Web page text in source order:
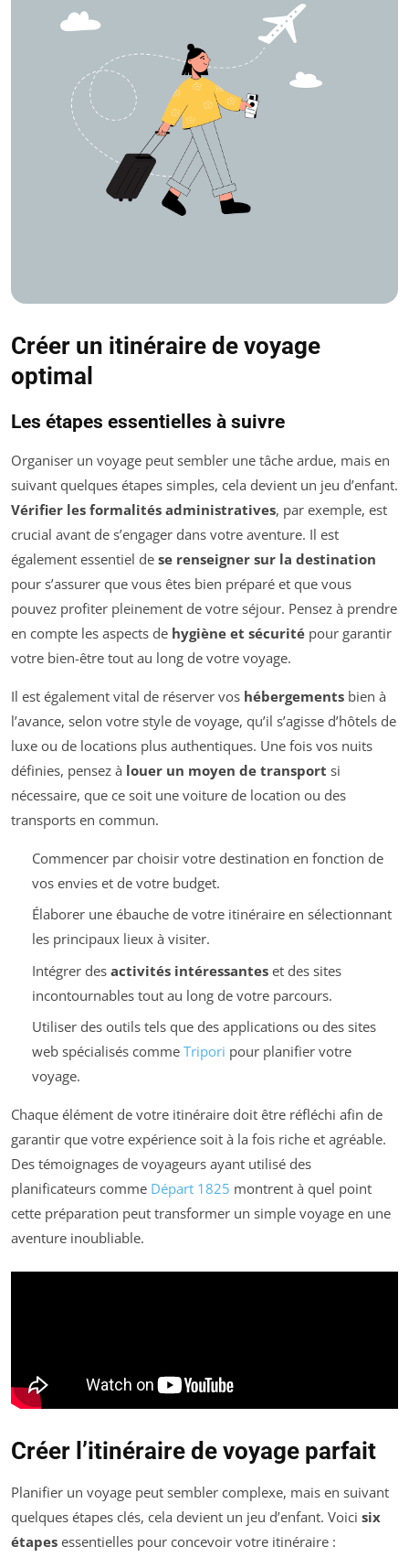
Créer un itinéraire de voyage
optimal
Les étapes essentielles à suivre
Organiser un voyage peut sembler une tâche ardue, mais en
suivant quelques étapes simples, cela devient un jeu d’enfant.
Vérifier les formalités administratives, par exemple, est
crucial avant de s’engager dans votre aventure. Il est
également essentiel de se renseigner sur la destination
pour s’assurer que vous êtes bien préparé et que vous
pouvez profiter pleinement de votre séjour. Pensez à prendre
en compte les aspects de hygiène et sécurité pour garantir
votre bien-être tout au long de votre voyage.
Il est également vital de réserver vos hébergements bien à
l’avance, selon votre style de voyage, qu’il s’agisse d’hôtels de
luxe ou de locations plus authentiques. Une fois vos nuits
définies, pensez à louer un moyen de transport si
nécessaire, que ce soit une voiture de location ou des
transports en commun.
Commencer par choisir votre destination en fonction de
vos envies et de votre budget.
Élaborer une ébauche de votre itinéraire en sélectionnant
les principaux lieux à visiter.
Intégrer des activités intéressanteset des sites
incontournables tout au long de votre parcours.
Utiliser des outils tels que des applications ou des sites
web spécialisés comme Tripori pour planifier votre
voyage.
Chaque élément de votre itinéraire doit être réfléchi afin de
garantir que votre expérience soit à la fois riche et agréable.
Des témoignages de voyageurs ayant utilisé des
planificateurs comme Départ 1825 montrent à quel point
cette préparation peut transformer un simple voyage en une
aventure inoubliable.
Créer l’itinéraire de voyage parfait
Planifier un voyage peut sembler complexe, mais en suivant
quelques étapes clés, cela devient un jeu d’enfant. Voici six
étapes essentielles pour concevoir votre itinéraire :